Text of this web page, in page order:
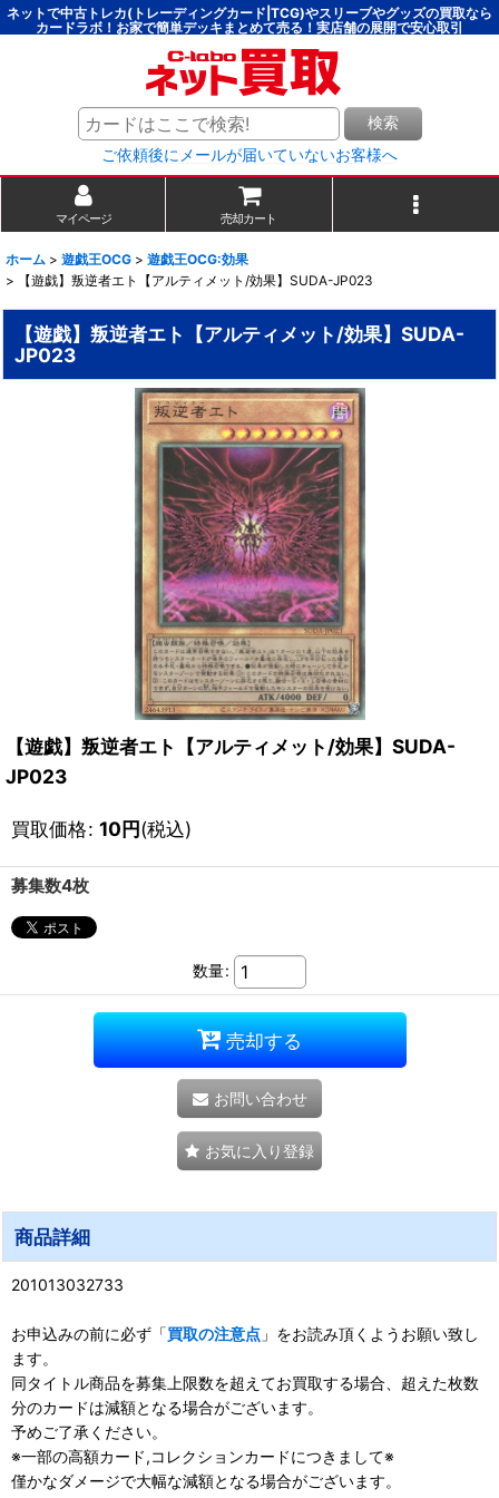
ネットで中古トレカ(トレーディングカード|TCG)やスリーブやグッズの買取なら
カードラボ！お家で簡単デッキまとめて売る！実店舗の展開で安心取引
検索
ご依頼後にメールが届いていないお客様へ
マイページ 売却カート
ホーム > 遊戯王OCG > 遊戯王OCG:効果
>
【遊戯】叛逆者エト【アルティメット/効果】SUDA-JP023
【遊戯】叛逆者エト【アルティメット/効果】SUDA-
JP023
【遊戯】叛逆者エト【アルティメット/効果】SUDA-
JP023
買取価格: 10円(税込)
募集数4枚
数量:
売却する
お問い合わせ
お気に入り登録
商品詳細
201013032733
お申込みの前に必ず「買取の注意点 」をお読み頂くようお願い致し
ます。
同タイトル商品を募集上限数を超えてお買取する場合、超えた枚数
分のカードは減額となる場合がございます。
予めご了承ください。
※一部の高額カード,コレクションカードにつきまして※
僅かなダメージで大幅な減額となる場合がございます。